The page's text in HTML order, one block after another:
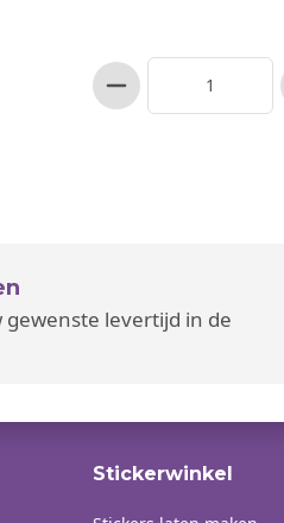
gewenste levertijd in de
Stickerwinkel